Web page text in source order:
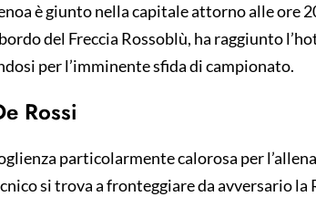
è giunto nella capitale attorno alle ore
del Freccia Rossoblù, ha raggiunto
per l’imminente sfida di campionato.
Rossi
particolarmente calorosa per
si trova a fronteggiare da avversario la